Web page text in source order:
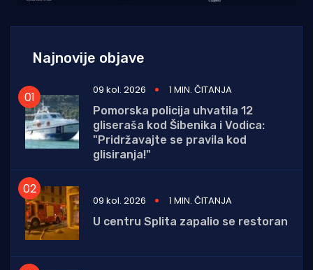
Najnovije objave
09 kol. 2026
1 MIN. ČITANJA
Pomorska policija uhvatila 12
gliseraša kod Šibenika i Vodica:
"Pridržavajte se pravila kod
glisiranja!"
09 kol. 2026
1 MIN. ČITANJA
U centru Splita zapalio se restoran